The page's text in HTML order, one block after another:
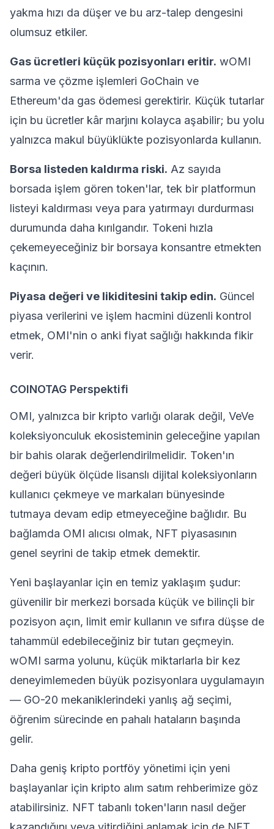
yakma hızı da düşer ve bu arz-talep dengesini
olumsuz etkiler.
Gas ücretleri küçük pozisyonları eritir. wOMI
sarma ve çözme işlemleri GoChain ve
Ethereum'da gas ödemesi gerektirir. Küçük tutarlar
için bu ücretler kâr marjını kolayca aşabilir; bu yolu
yalnızca makul büyüklükte pozisyonlarda kullanın.
Borsa listeden kaldırma riski. Az sayıda
borsada işlem gören token'lar, tek bir platformun
listeyi kaldırması veya para yatırmayı durdurması
durumunda daha kırılgandır. Tokeni hızla
çekemeyeceğiniz bir borsaya konsantre etmekten
kaçının.
Piyasa değeri ve likiditesini takip edin. Güncel
piyasa verilerini ve işlem hacmini düzenli kontrol
etmek, OMI'nin o anki fiyat sağlığı hakkında fikir
verir.
COINOTAG Perspektifi
OMI, yalnızca bir kripto varlığı olarak değil, VeVe
koleksiyonculuk ekosisteminin geleceğine yapılan
bir bahis olarak değerlendirilmelidir. Token'ın
değeri büyük ölçüde lisanslı dijital koleksiyonların
kullanıcı çekmeye ve markaları bünyesinde
tutmaya devam edip etmeyeceğine bağlıdır. Bu
bağlamda OMI alıcısı olmak, NFT piyasasının
genel seyrini de takip etmek demektir.
Yeni başlayanlar için en temiz yaklaşım şudur:
güvenilir bir merkezi borsada küçük ve bilinçli bir
pozisyon açın, limit emir kullanın ve sıfıra düşse de
tahammül edebileceğiniz bir tutarı geçmeyin.
wOMI sarma yolunu, küçük miktarlarla bir kez
deneyimlemeden büyük pozisyonlara uygulamayın
— GO-20 mekaniklerindeki yanlış ağ seçimi,
öğrenim sürecinde en pahalı hataların başında
gelir.
Daha geniş kripto portföy yönetimi için yeni
başlayanlar için kripto alım satım rehberimize göz
atabilirsiniz. NFT tabanlı token'ların nasıl değer